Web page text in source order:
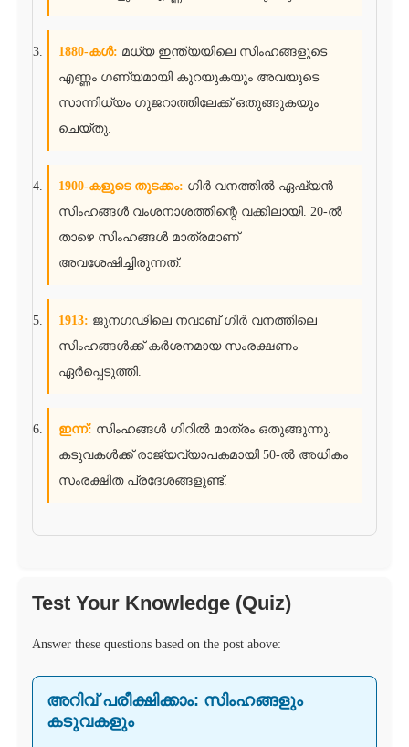
1880-കൾ: മധ്യ ഇന്ത്യയിലെ സിംഹങ്ങളുടെ
എണ്ണം ഗണ്യമായി കുറയുകയും അവയുടെ
സാന്നിധ്യം ഗുജറാത്തിലേക്ക് ഒതുങ്ങുകയും
ചെയ്തു.
1900-കളുടെ തുടക്കം: ഗിർ വനത്തിൽ ഏഷ്യൻ
സിംഹങ്ങൾ വംശനാശത്തിന്റെ വക്കിലായി. 20-ൽ
താഴെ സിംഹങ്ങൾ മാത്രമാണ്
അവശേഷിച്ചിരുന്നത്.
1913: ജുനഗഢിലെ നവാബ് ഗിർ വനത്തിലെ
സിംഹങ്ങൾക്ക് കർശനമായ സംരക്ഷണം
ഏർപ്പെടുത്തി.
ഇന്ന്: സിംഹങ്ങൾ ഗിറിൽ മാത്രം ഒതുങ്ങുന്നു.
കടുവകൾക്ക് രാജ്യവ്യാപകമായി 50-ൽ അധികം
സംരക്ഷിത പ്രദേശങ്ങളുണ്ട്.
Test Your Knowledge (Quiz)
Answer these questions based on the post above:
അറിവ് പരീക്ഷിക്കാം: സിംഹങ്ങളും
കടുവകളും